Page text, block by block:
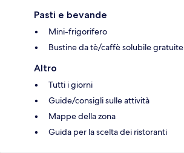
Pasti e bevande
Mini-frigorifero
Bustine da tè/caffè solubile gratuite
Altro
Tutti i giorni
Guide/consigli sulle attività
Mappe della zona
Guida per la scelta dei ristoranti